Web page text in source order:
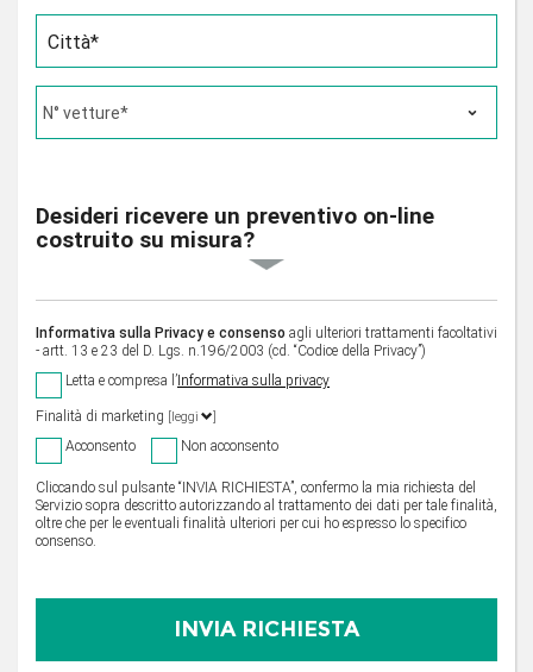
Città*
Desideri ricevere un preventivo on-line
costruito su misura?
Informativa sulla Privacy e consenso agli ulteriori trattamenti facoltativi
- artt. 13 e 23 del D. Lgs. n.196/2003 (cd. “Codice della Privacy”)
Letta e compresa l’ Informativa sulla privacy
Finalità di marketing [leggi
Acconsento Non acconsento
Cliccando sul pulsante “INVIA RICHIESTA”, confermo la mia richiesta del
Servizio sopra descritto autorizzando al trattamento dei dati per tale finalità,
oltre che per le eventuali finalità ulteriori per cui ho espresso lo specifico
consenso.